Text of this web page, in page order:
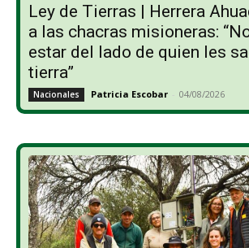
Ley de Tierras | Herrera
a las chacras misioneras:
estar del lado de quien les
tierra”
Nacionales Patricia Escobar - 04/08/2026